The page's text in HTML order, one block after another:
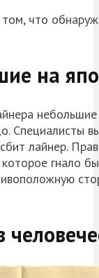
что
на
Специалисты
лайнер.
гнало